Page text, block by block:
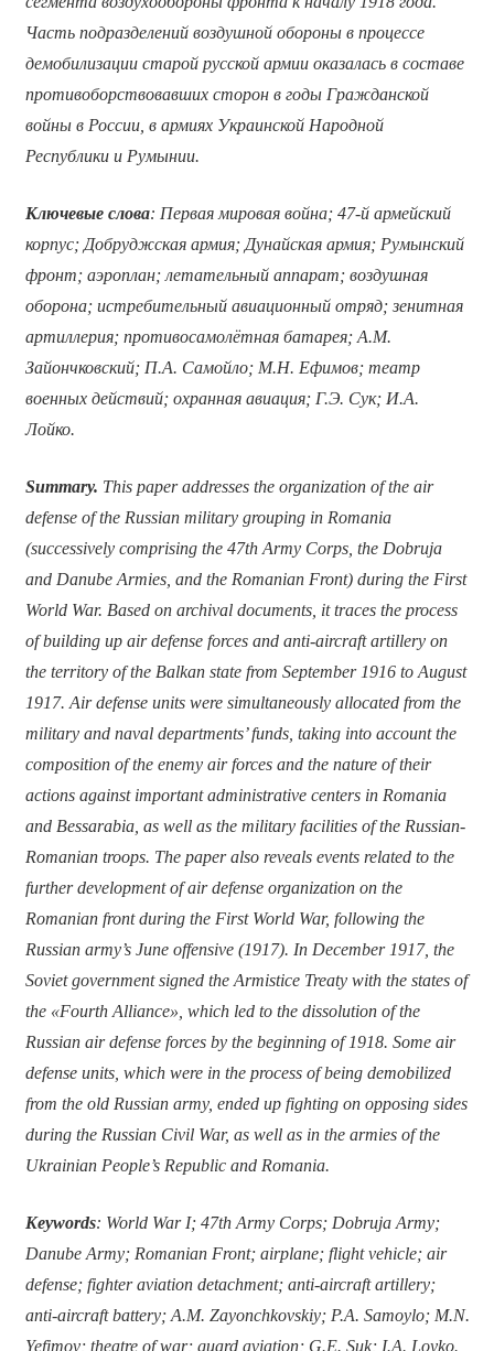
Часть подразделений воздушной обороны в процессе
демобилизации старой русской армии оказалась в составе
противоборствовавших сторон в годы Гражданской
войны в России, в армиях Украинской Народной
Республики и Румынии.
Ключевые слова: Первая мировая война; 47-й армейский
корпус; Добруджская армия; Дунайская армия; Румынский
фронт; аэроплан; летательный аппарат; воздушная
оборона; истребительный авиационный отряд; зенитная
артиллерия; противосамолётная батарея;А.М.
Зайончковский; П.А. Самойло; М.Н. Ефимов;театр
военных действий; охранная авиация; Г.Э. Сук; И.А.
Лойко.
Summary. This paper addresses the organization of the air
defense of the Russian military grouping in Romania
(successively comprising the 47th Army Corps, the Dobruja
and Danube Armies, and the Romanian Front) during the First
World War. Based on archival documents, it traces the process
of building up air defense forces and anti-aircraft artillery on
the territory of the Balkan state from September 1916 to August
1917. Air defense units were simultaneously allocated from the
military and naval departments’ funds, taking into account the
composition of the enemy air forces and the nature of their
actions against important administrative centers in Romania
and Bessarabia, as well as the military facilities of the Russian-
Romanian troops. The paper also reveals events related to the
further development of air defense organization on the
Romanian front during the First World War, following the
Russian army’s June offensive (1917). In December 1917, the
Soviet government signed the Armistice Treaty with the states of
the «Fourth Alliance», which led to the dissolution of the
Russian air defense forces by the beginning of 1918. Some air
defense units, which were in the process of being demobilized
from the old Russian army, ended up fighting on opposing sides
during the Russian Civil War, as well as in the armies of the
Ukrainian People’s Republic and Romania.
Keywords: World War I; 47th Army Corps; Dobruja Army;
Danube Army; Romanian Front; airplane; flight vehicle; air
defense; fighter aviation detachment; anti-aircraft artillery;
anti-aircraft battery; A.M. Zayonchkovskiy; P.A. Samoylo; M.N.
Yefimov; theatre of war; guard aviation; G.E. Suk; I.A. Loyko.